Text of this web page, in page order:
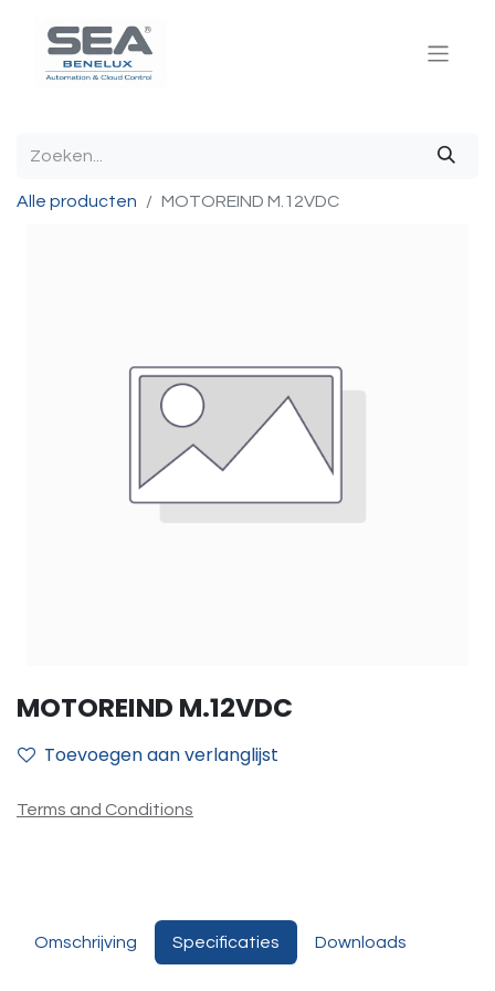
Alle producten MOTOREIND M.12VDC
MOTOREIND M.12VDC
Toevoegen aan verlanglijst
Terms and Conditions
Omschrijving Specificaties Downloads